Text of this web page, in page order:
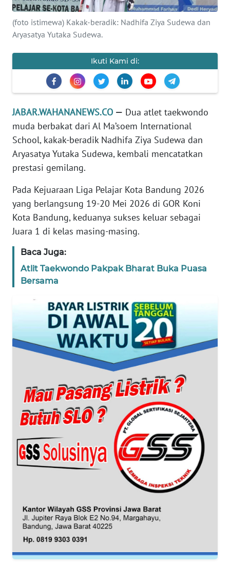
(foto istimewa) Kakak-beradik: Nadhifa Ziya Sudewa dan
Aryasatya Yutaka Sudewa.
Ikuti Kami di:
JABAR.WAHANANEWS.CO — Dua atlet taekwondo
muda berbakat dari Al Ma’soem International
School, kakak-beradik Nadhifa Ziya Sudewa dan
Aryasatya Yutaka Sudewa, kembali mencatatkan
prestasi gemilang.
Pada Kejuaraan Liga Pelajar Kota Bandung 2026
yang berlangsung 19-20 Mei 2026 di GOR Koni
Kota Bandung, keduanya sukses keluar sebagai
Juara 1 di kelas masing-masing.
Baca Juga:
Atlit Taekwondo Pakpak Bharat Buka Puasa
Bersama
PURWAKARTA
Informasi
BERITA
KONTAK
KAMI
IKLAN
TENTANG
PEDOMAN
MEDIA
SIBER
REDAKSI
KARIR
DISCLAIMER
Wahana
News
WN
SUMUT
WN
WN
BANTEN
WN